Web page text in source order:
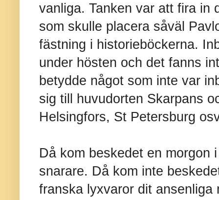
vanliga. Tanken var att fira in
som skulle placera såväl
fästning i historieböckerna.
under hösten och det fanns
betydde något som inte var
sig till huvudorten Skarpans
Helsingfors, St Petersburg
Då kom beskedet en morgon
snarare. Då kom inte
franska lyxvaror dit ansenliga